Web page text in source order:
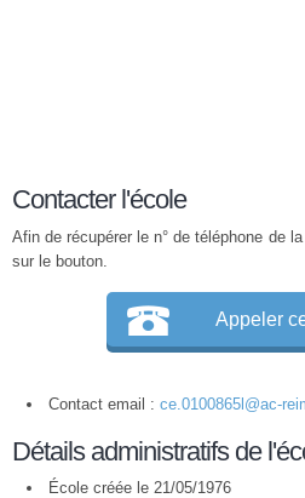
Contacter l'école
Afin de récupérer le n° de téléphone de
sur le bouton.
Appeler
Contact email : ce.0100865l@ac-
Détails administratifs de
École créée le 21/05/1976